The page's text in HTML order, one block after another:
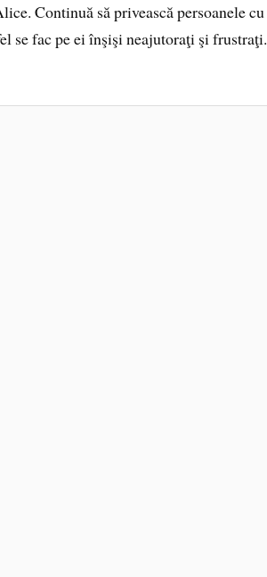
Continuă să privească persoanele cu
se fac pe ei înşişi neajutoraţi şi frustraţi.